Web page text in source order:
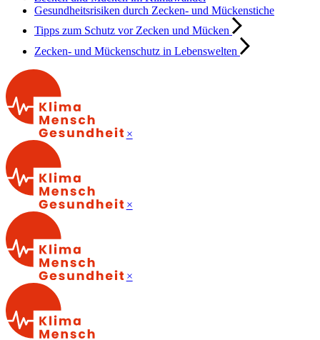
Gesundheitsrisiken durch Zecken- und Mückenstiche
Tipps zum Schutz vor Zecken und Mücken
Zecken- und Mückenschutz in Lebenswelten
×
×
×